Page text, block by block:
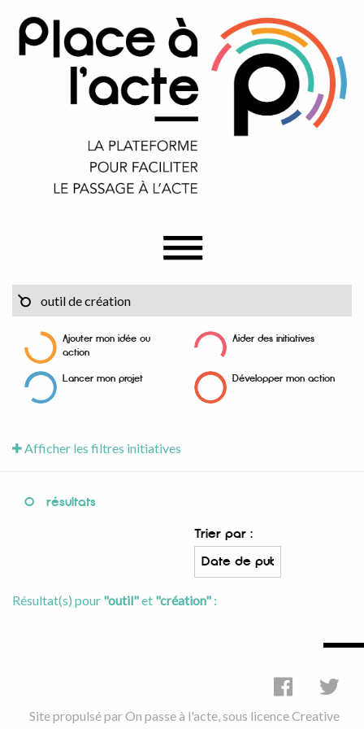
Ajouter mon idée ou
action
Aider des initiatives
Lancer mon projet Développer mon action
Afficher les filtres initiatives
0 résultats
Trier par :
Résultat(s) pour "outil"et "création" :
Site propulsé parOn passe à l'acte, sous licenceCreative